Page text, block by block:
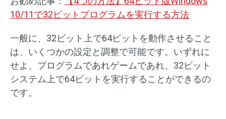
10/11で32ビットプログラムを実行する方法
一般に、32ビット上で64ビットを動作させること
は、いくつかの設定と調整で可能です。いずれに
せよ、プログラムであれゲームであれ、32ビット
システム上で64ビットを実行することができるの
です。